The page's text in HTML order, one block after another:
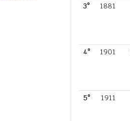
3°
1881
4°
1901
5°
1911